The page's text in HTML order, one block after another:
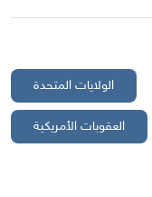
الولايات المتحدة
العقوبات الأمريكية